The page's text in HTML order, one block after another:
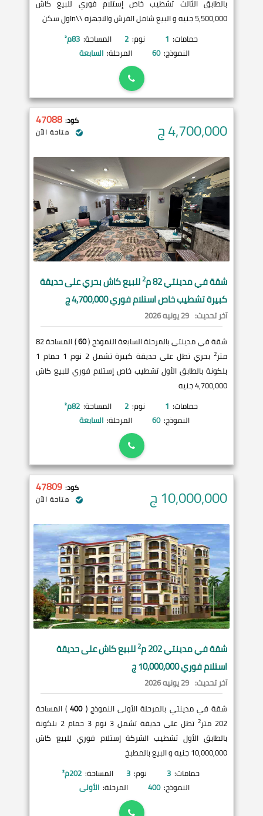
بالطابق الثالث تشطيب خاص إستلام فوري للبيع كاش
5,500,000 جنيه و البيع شامل الفرش والاجهزه \\nاول سكن
حمامات: 1 نوم: 2 المساحة: 83م²
النموذج: 60 المرحلة: السابعة
4,700,000ج كود: 47088
متاحة الآن
شقة فيمدينتي 2للبيع كاش بحري على حديقة
كبيرة تشطيب خاص استلام فوري 4,700,000 ج
آخر تحديث: 29 يونيه 2026
شقة في مدينتي بالمرحلة السابعة النموذج (60
) المساحة 82
متر2
بحري تطل على حديقة كبيرة تشمل 2 نوم 1 حمام 1
بلكونة بالطابق الأول تشطيب خاص إستلام فوري للبيع كاش
4,700,000 جنيه
حمامات: 1 نوم: 2 المساحة: 82م²
النموذج: 60 المرحلة: السابعة
10,000,000ج كود: 47809
متاحة الآن
شقة فيمدينتي 2للبيع كاش على حديقة
استلام فوري 10,000,000 ج
آخر تحديث: 29 يونيه 2026
شقة في مدينتي بالمرحلة الأولى النموذج (400) المساحة
202 متر
2
تطل على حديقة تشمل 3 نوم 3 حمام 2 بلكونة
بالطابق الأول تشطيب الشركة إستلام فوري للبيع كاش
10,000,000 جنيه و البيع بالمطبخ
حمامات: 3 نوم: 3 المساحة: 202م²
النموذج: 400 المرحلة: الأولى